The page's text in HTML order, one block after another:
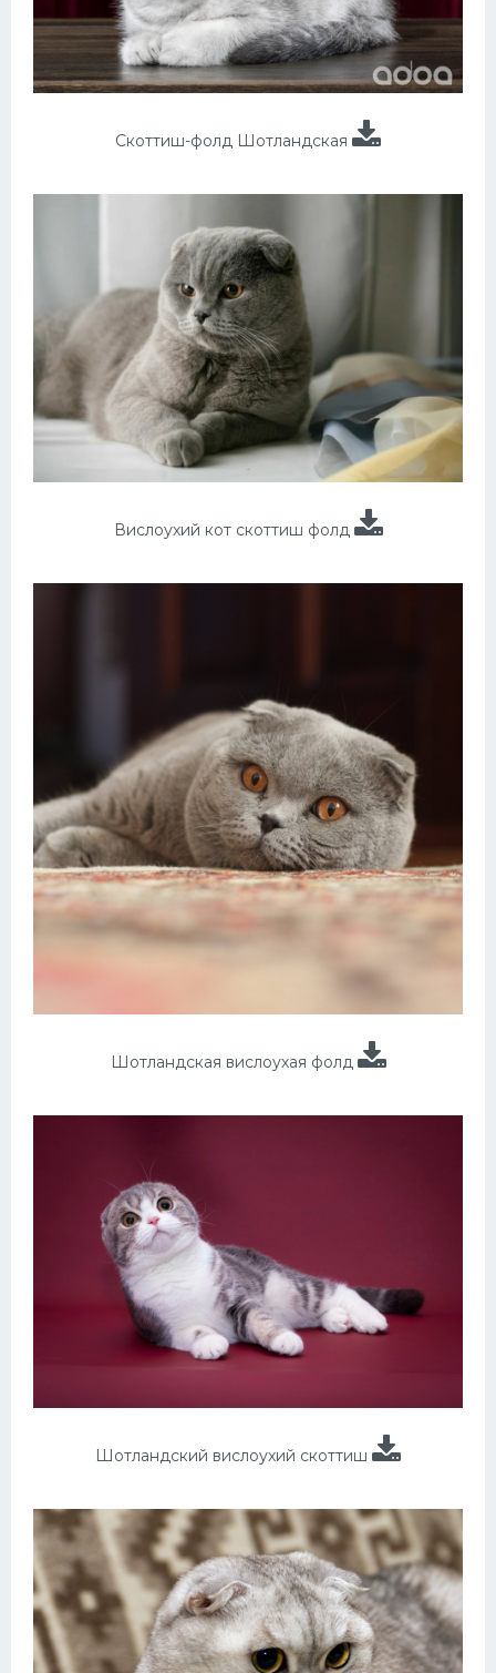
Скоттиш-фолд Шотландская
Вислоухий кот скоттиш фолд
Шотландская вислоухая фолд
Шотландский вислоухий скоттиш